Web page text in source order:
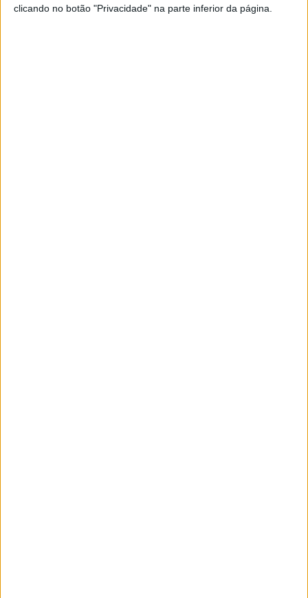
clicando no botão "Privacidade" na parte inferior da página.